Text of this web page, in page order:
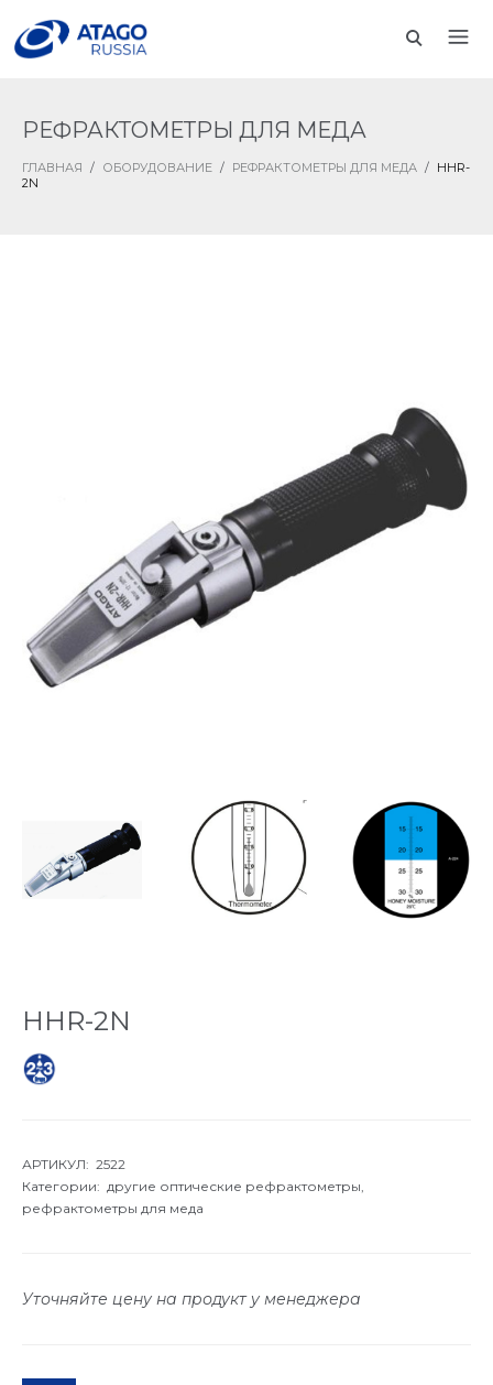
РЕФРАКТОМЕТРЫ ДЛЯ МЕДА
ГЛАВНАЯ / ОБОРУДОВАНИЕ / РЕФРАКТОМЕТРЫ ДЛЯ МЕДА / HHR-
2N
HHR-2N
АРТИКУЛ: 2522
Категории: другие оптические рефрактометры,
рефрактометры для меда
Уточняйте цену на продукт у менеджера